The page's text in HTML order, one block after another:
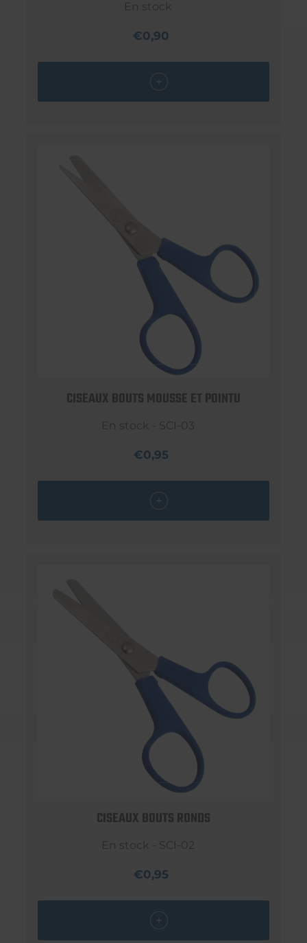
En stock
€0,90
CISEAUX BOUTS MOUSSE ET POINTU
En stock - SCI-03
€0,95
CISEAUX BOUTS RONDS
En stock - SCI-02
€0,95